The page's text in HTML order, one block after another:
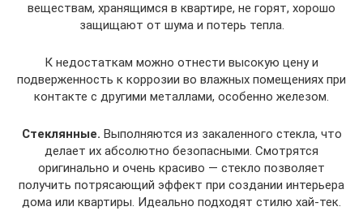
веществам, хранящимся в квартире, не горят, хорошо
защищают от шума и потерь тепла.
К недостаткам можно отнести высокую цену и
подверженность к коррозии во влажных помещениях при
контакте с другими металлами, особенно железом.
Стеклянные. Выполняются из закаленного стекла, что
делает их абсолютно безопасными. Смотрятся
оригинально и очень красиво — стекло позволяет
получить потрясающий эффект при создании интерьера
дома или квартиры. Идеально подходят стилю хай-тек.